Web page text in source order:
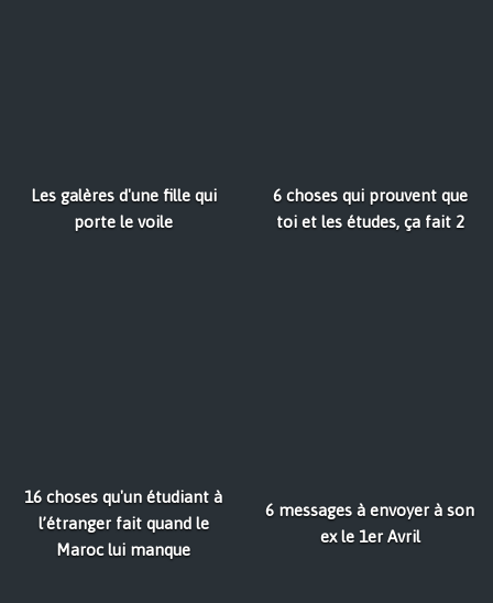
Les galères d'une fille qui
porte le voile
6 choses qui prouvent que
toi et les études, ça fait 2
16 choses qu'un étudiant à
l’étranger fait quand le
Maroc lui manque
6 messages à envoyer à son
ex le 1er Avril